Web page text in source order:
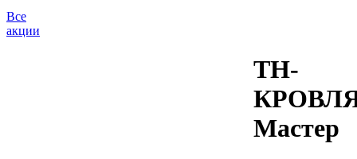
Все
акции
ТН-
Мастер